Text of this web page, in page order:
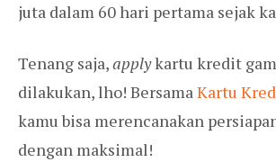
juta dalam 60 hari pertama sejak
Tenang saja,applykartu kredit
dilakukan, lho! BersamaKartu
kamu bisa merencanakan
dengan maksimal!